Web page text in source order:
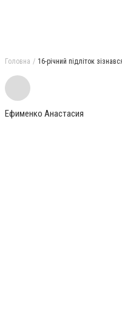
Головна 16-річний підліток
Ефименко Анастасия